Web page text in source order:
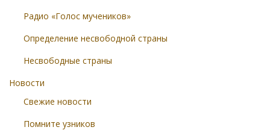
Радио «Голос мучеников»
Определение несвободной страны
Несвободные страны
Новости
Свежие новости
Помните узников